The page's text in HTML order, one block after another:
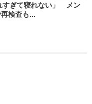
すぎて寝れない」 メン
検査も...